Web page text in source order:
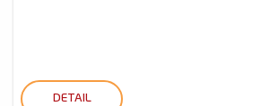
DETAIL